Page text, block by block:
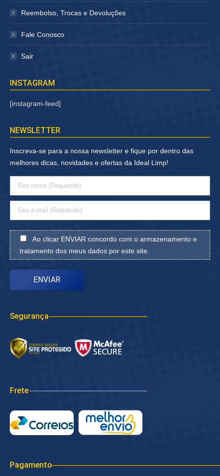
Reembolso, Trocas e Devoluções
Fale Conosco
Sair
INSTAGRAM
[instagram-feed]
NEWSLETTER
Inscreva-se para a nossa newsletter e fique por dentro das
melhores dicas, novidades e ofertas da Ideal Limp!
Ao clicar ENVIAR concordo com o armazenamento e
tratamento dos meus dados por este site.
Segurança
Frete
Pagamento